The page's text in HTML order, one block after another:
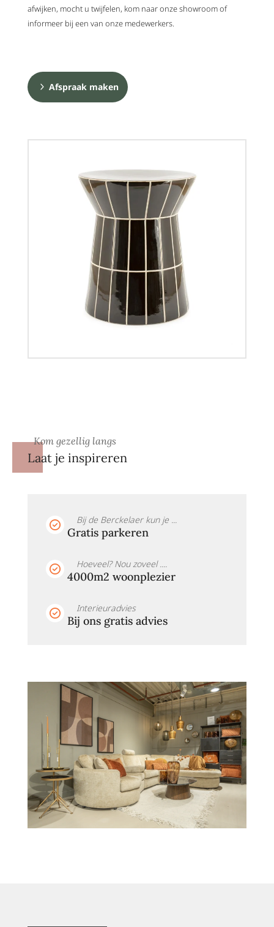
afwijken, mocht u twijfelen, kom naar onze showroom of
informeer bij een van onze medewerkers.
Afspraak maken
Kom gezellig langs
Laat je inspireren
Bij de Berckelaer kun je ...
Gratis parkeren
Hoeveel? Nou zoveel ....
4000m2 woonplezier
Interieuradvies
Bij ons gratis advies